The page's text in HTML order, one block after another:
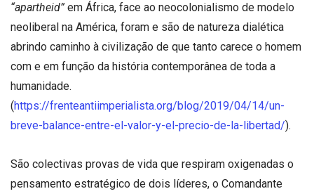
“apartheid” em África, face ao neocolonialismo de modelo
neoliberal na América, foram e são de natureza dialética
abrindo caminho à civilização de que tanto carece o homem
com e em função da história contemporânea de toda a
humanidade.
(https://frenteantiimperialista.org/blog/2019/04/14/un-
breve-balance-entre-el-valor-y-el-precio-de-la-libertad/).
São colectivas provas de vida que respiram oxigenadas o
pensamento estratégico de dois líderes, o Comandante